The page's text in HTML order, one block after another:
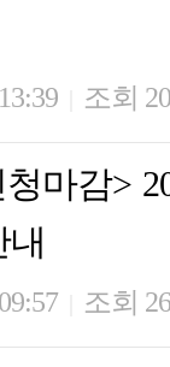
조회
마감>
내
조회